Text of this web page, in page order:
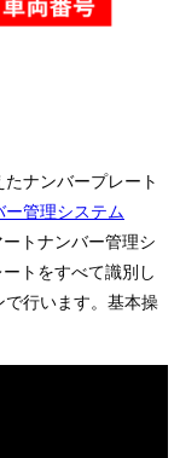
ナンバープレート
ー管理システム
トナンバー管理シ
トをすべて識別し
で行います。基本操